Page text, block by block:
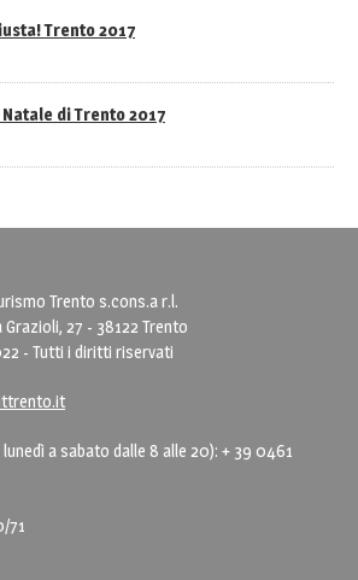
Trento 2017
di Trento 2017
Trento s.cons.a r.l.
Grazioli, 27 - 38122 Trento
- Tutti i diritti riservati
a sabato dalle 8 alle 20): + 39 0461
71